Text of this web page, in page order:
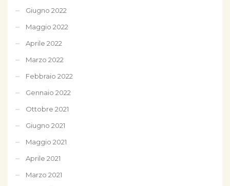
Giugno 2022
Maggio 2022
Aprile 2022
Marzo 2022
Febbraio 2022
Gennaio 2022
Ottobre 2021
Giugno 2021
Maggio 2021
Aprile 2021
Marzo 2021